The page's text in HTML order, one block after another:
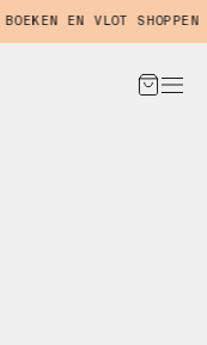
EN VLOT SHOPPEN IN